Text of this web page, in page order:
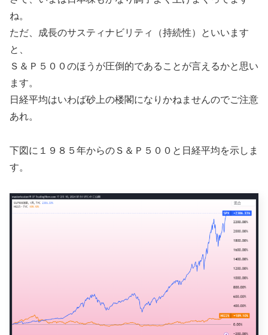
ね。
ただ、成長のサスティナビリティ（持続性）といいます
と、
Ｓ＆Ｐ５００のほうが圧倒的であることが言えるかと思い
ます。
日経平均はいわば砂上の楼閣になりかねませんのでご注意
あれ。
下図に１９８５年からのＳ＆Ｐ５００と日経平均を示しま
す。